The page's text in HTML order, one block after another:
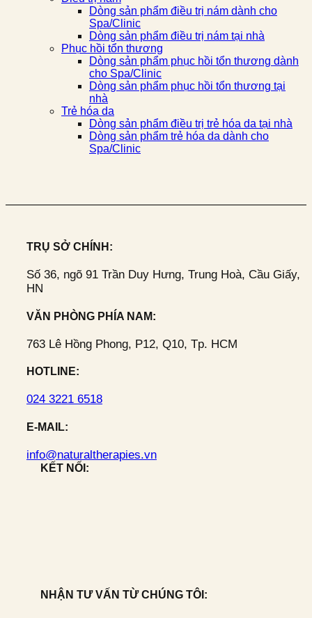
Dòng sản phẩm điều trị nám dành cho
Spa/Clinic
Dòng sản phẩm điều trị nám tại nhà
Phục hồi tổn thương
Dòng sản phẩm phục hồi tổn thương dành
cho Spa/Clinic
Dòng sản phẩm phục hồi tổn thương tại
nhà
Trẻ hóa da
Dòng sản phẩm điều trị trẻ hóa da tại nhà
Dòng sản phẩm trẻ hóa da dành cho
Spa/Clinic
TRỤ SỞ CHÍNH:
Số 36, ngõ 91 Trần Duy Hưng, Trung Hoà, Cầu Giấy,
HN
VĂN PHÒNG PHÍA NAM:
763 Lê Hồng Phong, P12, Q10, Tp. HCM
HOTLINE:
024 3221 6518
E-MAIL:
info@naturaltherapies.vn
KẾT NỐI:
NHẬN TƯ VẤN TỪ CHÚNG TÔI: